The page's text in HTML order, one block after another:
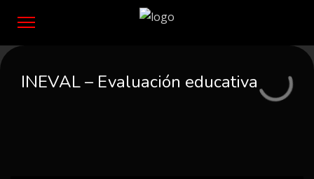
INEVAL – Evaluación educativa